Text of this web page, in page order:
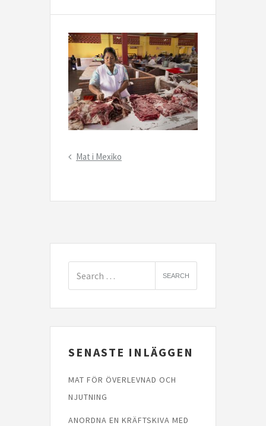
Inläggsnavigering
Previous
Mat i Mexiko
SENASTE INLÄGGEN
MAT FÖR ÖVERLEVNAD OCH
NJUTNING
ANORDNA EN KRÄFTSKIVA MED